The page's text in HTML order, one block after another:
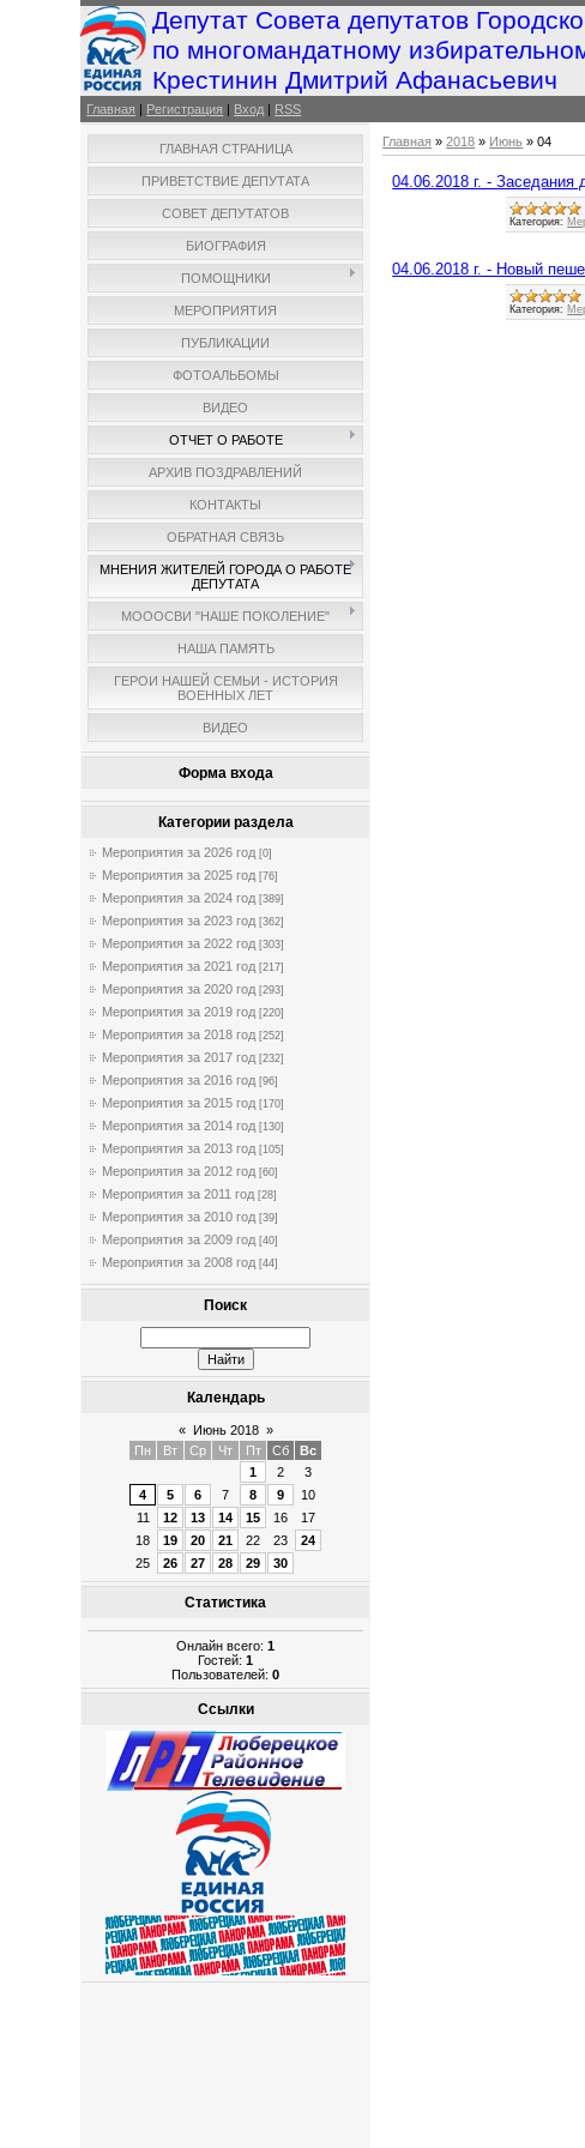
Депутат Совета депутатов
по многомандатному
Крестинин Дмитрий Афанасьевич
Главная | Регистрация | Вход | RSS
ГЛАВНАЯ СТРАНИЦА
ПРИВЕТСТВИЕ ДЕПУТАТА
СОВЕТ ДЕПУТАТОВ
БИОГРАФИЯ
ПОМОЩНИКИ
МЕРОПРИЯТИЯ
ПУБЛИКАЦИИ
ФОТОАЛЬБОМЫ
ВИДЕО
ОТЧЕТ О РАБОТЕ
АРХИВ ПОЗДРАВЛЕНИЙ
КОНТАКТЫ
ОБРАТНАЯ СВЯЗЬ
МНЕНИЯ ЖИТЕЛЕЙ ГОРОДА О РАБОТЕ
ДЕПУТАТА
МОООСВИ "НАШЕ ПОКОЛЕНИЕ"
НАША ПАМЯТЬ
ГЕРОИ НАШЕЙ СЕМЬИ - ИСТОРИЯ
ВОЕННЫХ ЛЕТ
ВИДЕО
Форма входа
Категории раздела
Мероприятия за 2026 год [0]
Мероприятия за 2025 год [76]
Мероприятия за 2024 год [389]
Мероприятия за 2023 год [362]
Мероприятия за 2022 год [303]
Мероприятия за 2021 год [217]
Мероприятия за 2020 год [293]
Мероприятия за 2019 год [220]
Мероприятия за 2018 год [252]
Мероприятия за 2017 год [232]
Мероприятия за 2016 год [96]
Мероприятия за 2015 год [170]
Мероприятия за 2014 год [130]
Мероприятия за 2013 год [105]
Мероприятия за 2012 год [60]
Мероприятия за 2011 год [28]
Мероприятия за 2010 год [39]
Мероприятия за 2009 год [40]
Мероприятия за 2008 год [44]
Поиск
Календарь
« Июнь 2018 »
Пн
Вт Ср Чт Пт Сб
Вс
1
2
3
4
5 6 7 8 9
10
11
12 13 14 15 16
17
18
19 20 21 22 23
24
25
26 27 28 29 30
Статистика
Онлайн всего:1
Гостей:1
Пользователей:0
Ссылки
Главная »2018 » Июнь » 04
04.06.2018 г. - Заседания
Категория:
04.06.2018 г. - Новый
Категория: